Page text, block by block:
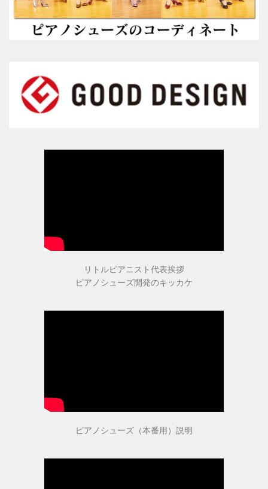
愛用ピアニストの声１
愛用ピアニストの声３
リトルピアニスト代表挨拶
ピアノシューズ開発のキッカケ
ピアノシューズ（本番用）説明